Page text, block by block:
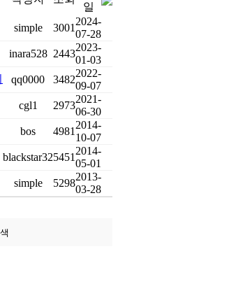
일
simple 3001
2024-
07-28
inara528 2443
2023-
01-03
qq0000 3482
2022-
09-07
cgl1 2973
2021-
06-30
bos 4981
2014-
10-07
blackstar325451
2014-
05-01
simple 5298
2013-
03-28